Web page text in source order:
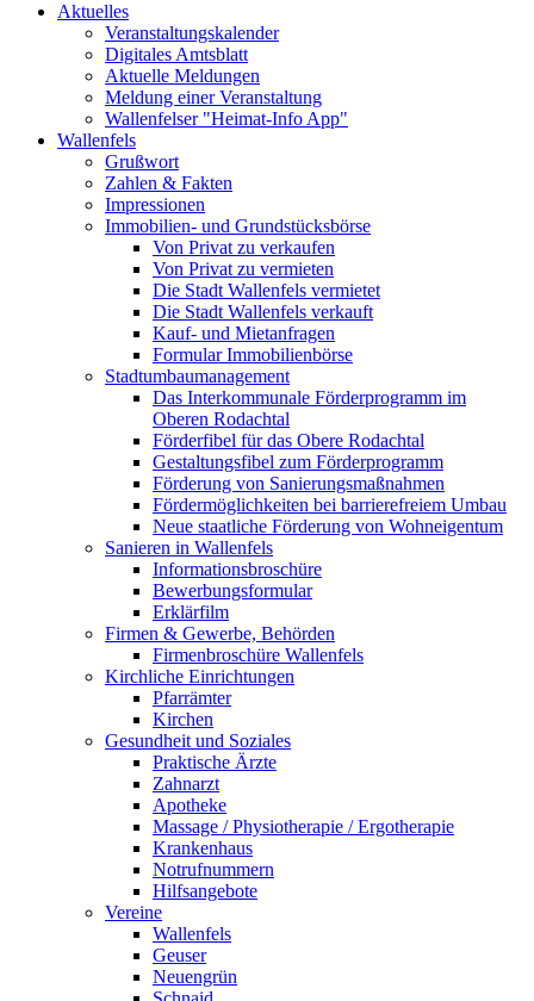
Aktuelles
Veranstaltungskalender
Digitales Amtsblatt
Aktuelle Meldungen
Meldung einer Veranstaltung
Wallenfelser "Heimat-Info App"
Wallenfels
Grußwort
Zahlen & Fakten
Impressionen
Immobilien- und Grundstücksbörse
Von Privat zu verkaufen
Von Privat zu vermieten
Die Stadt Wallenfels vermietet
Die Stadt Wallenfels verkauft
Kauf- und Mietanfragen
Formular Immobilienbörse
Stadtumbaumanagement
Das Interkommunale Förderprogramm im
Oberen Rodachtal
Förderfibel für das Obere Rodachtal
Gestaltungsfibel zum Förderprogramm
Förderung von Sanierungsmaßnahmen
Fördermöglichkeiten bei barrierefreiem Umbau
Neue staatliche Förderung von Wohneigentum
Sanieren in Wallenfels
Informationsbroschüre
Bewerbungsformular
Erklärfilm
Firmen & Gewerbe, Behörden
Firmenbroschüre Wallenfels
Kirchliche Einrichtungen
Pfarrämter
Kirchen
Gesundheit und Soziales
Praktische Ärzte
Zahnarzt
Apotheke
Massage / Physiotherapie / Ergotherapie
Krankenhaus
Notrufnummern
Hilfsangebote
Vereine
Wallenfels
Geuser
Neuengrün